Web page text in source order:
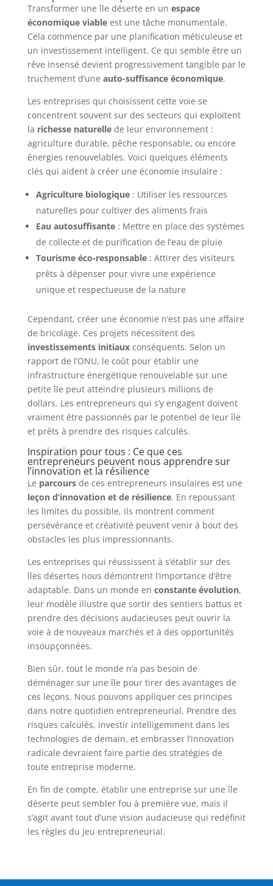
Transformer une île déserte en un espace
économique viableest une tâche monumentale.
Cela commence par une planification méticuleuse et
un investissement intelligent. Ce qui semble être un
rêve insensé devient progressivement tangible par le
truchement d’une auto-suffisance économique.
Les entreprises qui choisissent cette voie se
concentrent souvent sur des secteurs qui exploitent
la richesse naturellede leur environnement :
agriculture durable, pêche responsable, ou encore
énergies renouvelables. Voici quelques éléments
clés qui aident à créer une économie insulaire :
Agriculture biologique: Utiliser les ressources
naturelles pour cultiver des aliments frais
Eau autosuffisante: Mettre en place des systèmes
de collecte et de purification de l’eau de pluie
Tourisme éco-responsable: Attirer des visiteurs
prêts à dépenser pour vivre une expérience
unique et respectueuse de la nature
Cependant, créer une économie n’est pas une affaire
de bricolage. Ces projets nécessitent des
investissements initiauxconséquents. Selon un
rapport de l’ONU, le coût pour établir une
infrastructure énergétique renouvelable sur une
petite île peut atteindre plusieurs millions de
dollars. Les entrepreneurs qui s’y engagent doivent
vraiment être passionnés par le potentiel de leur île
et prêts à prendre des risques calculés.
Inspiration pour tous : Ce que ces
entrepreneurs peuvent nous apprendre sur
l’innovation et la résilience
Le parcoursde ces entrepreneurs insulaires est une
leçon d’innovation et de résilience. En repoussant
les limites du possible, ils montrent comment
persévérance et créativité peuvent venir à bout des
obstacles les plus impressionnants.
Les entreprises qui réussissent à s’établir sur des
îles désertes nous démontrent l’importance d’être
adaptable. Dans un monde en constante évolution,
leur modèle illustre que sortir des sentiers battus et
prendre des décisions audacieuses peut ouvrir la
voie à de nouveaux marchés et à des opportunités
insoupçonnées.
Bien sûr, tout le monde n’a pas besoin de
déménager sur une île pour tirer des avantages de
ces leçons. Nous pouvons appliquer ces principes
dans notre quotidien entrepreneurial. Prendre des
risques calculés, investir intelligemment dans les
technologies de demain, et embrasser l’innovation
radicale devraient faire partie des stratégies de
toute entreprise moderne.
En fin de compte, établir une entreprise sur une île
déserte peut sembler fou à première vue, mais il
s’agit avant tout d’une vision audacieuse qui redéfinit
les règles du jeu entrepreneurial.